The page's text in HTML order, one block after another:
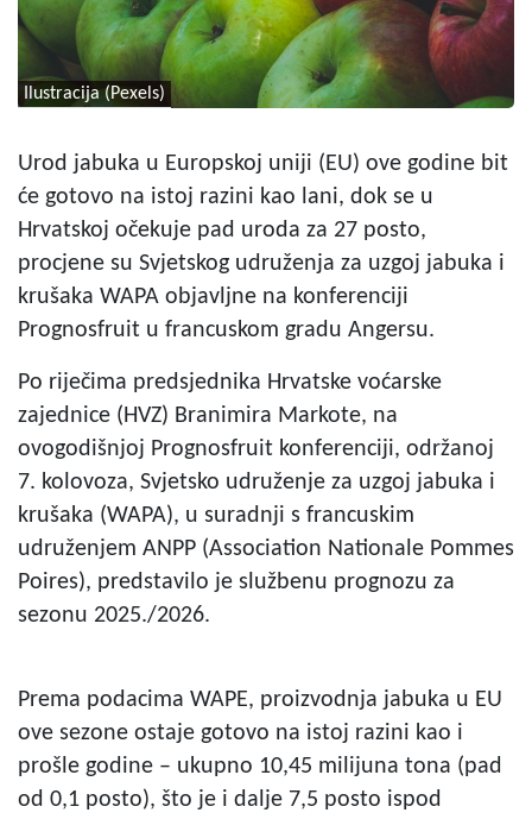
Ilustracija (Pexels)
Urod jabuka u Europskoj uniji (EU) ove godine bit
će gotovo na istoj razini kao lani, dok se u
Hrvatskoj očekuje pad uroda za 27 posto,
procjene su Svjetskog udruženja za uzgoj jabuka i
krušaka WAPA objavljne na konferenciji
Prognosfruit u francuskom gradu Angersu.
Po riječima predsjednika Hrvatske voćarske
zajednice (HVZ) Branimira Markote, na
ovogodišnjoj Prognosfruit konferenciji, održanoj
7. kolovoza, Svjetsko udruženje za uzgoj jabuka i
krušaka (WAPA), u suradnji s francuskim
udruženjem ANPP (Association Nationale Pommes
Poires), predstavilo je službenu prognozu za
sezonu 2025./2026.
Prema podacima WAPE, proizvodnja jabuka u EU
ove sezone ostaje gotovo na istoj razini kao i
prošle godine – ukupno 10,45 milijuna tona (pad
od 0,1 posto), što je i dalje 7,5 posto ispod